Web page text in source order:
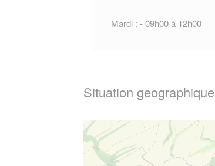
Mardi : - 09h00 à 12h00
Situation geographique